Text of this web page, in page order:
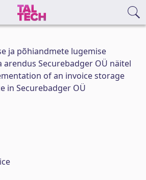
ja põhiandmete lugemise
arendus Securebadger OÜ näitel
of an invoice storage
in Securebadger OÜ